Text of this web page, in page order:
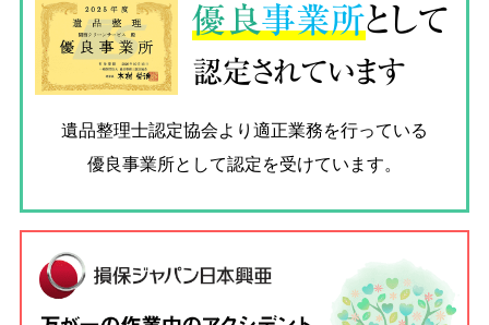
優良事業所として
認定されています
遺品整理士認定協会より適正業務を行っている
優良事業所として認定を受けています。